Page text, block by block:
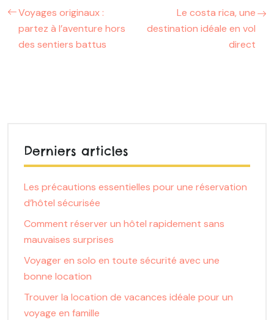
Voyages originaux :
partez à l’aventure hors
des sentiers battus
Le costa rica, une
destination idéale en vol
direct
Derniers articles
Les précautions essentielles pour une réservation
d’hôtel sécurisée
Comment réserver un hôtel rapidement sans
mauvaises surprises
Voyager en solo en toute sécurité avec une
bonne location
Trouver la location de vacances idéale pour un
voyage en famille